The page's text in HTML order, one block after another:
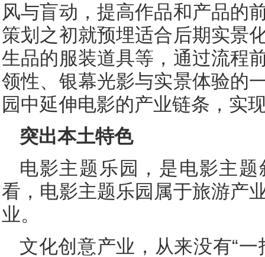
风与盲动，提高作品和产品的
策划之初就预埋适合后期实景
生品的服装道具等，通过流程
领性、银幕光影与实景体验的
园中延伸电影的产业链条，实
突出本土特色
电影主题乐园，是电影主
看，电影主题乐园属于旅游产
业。
文化创意产业，从来没有“